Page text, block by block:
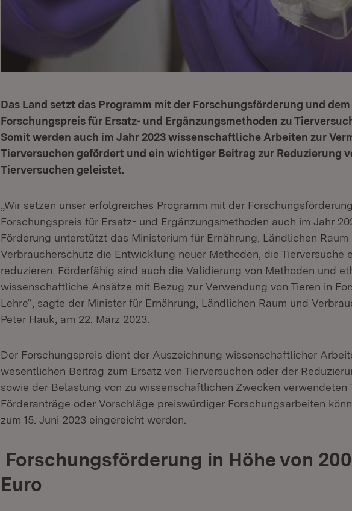
Das Land setzt das Programm mit der Forschungsförderung und dem
Forschungspreis für Ersatz- und Ergänzungsmethoden zu
Somit werden auch im Jahr 2023 wissenschaftliche Arbeiten zur
Tierversuchen gefördert und ein wichtiger Beitrag zur Reduzierung
Tierversuchen geleistet.
„Wir setzen unser erfolgreiches Programm mit der
Forschungspreis für Ersatz- und Ergänzungsmethoden auch im Jahr
Förderung unterstützt das Ministerium für Ernährung, Ländlichen Raum
Verbraucherschutz die Entwicklung neuer Methoden, die Tierversuche
reduzieren. Förderfähig sind auch die Validierung von Methoden und
wissenschaftliche Ansätze mit Bezug zur Verwendung von Tieren in
Lehre“, sagte der Minister für Ernährung, Ländlichen Raum und
Peter Hauk, am 22. März 2023.
Der Forschungspreis dient der Auszeichnung wissenschaftlicher
wesentlichen Beitrag zum Ersatz von Tierversuchen oder der
sowie der Belastung von zu wissenschaftlichen Zwecken verwendeten
Förderanträge oder Vorschläge preiswürdiger Forschungsarbeiten
zum 15. Juni 2023 eingereicht werden.
Forschungsförderung in Höhe von
Euro